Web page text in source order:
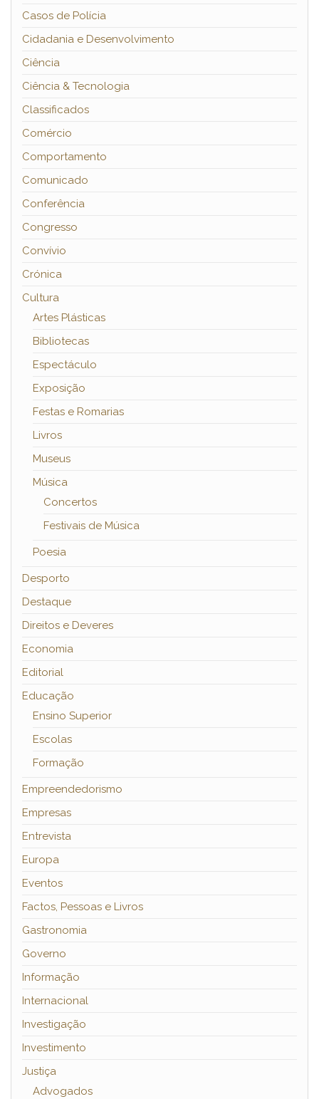
Casos de Polícia
Cidadania e Desenvolvimento
Ciência
Ciência & Tecnologia
Classificados
Comércio
Comportamento
Comunicado
Conferência
Congresso
Convívio
Crónica
Cultura
Artes Plásticas
Bibliotecas
Espectáculo
Exposição
Festas e Romarias
Livros
Museus
Música
Concertos
Festivais de Música
Poesia
Desporto
Destaque
Direitos e Deveres
Economia
Editorial
Educação
Ensino Superior
Escolas
Formação
Empreendedorismo
Empresas
Entrevista
Europa
Eventos
Factos, Pessoas e Livros
Gastronomia
Governo
Informação
Internacional
Investigação
Investimento
Justiça
Advogados